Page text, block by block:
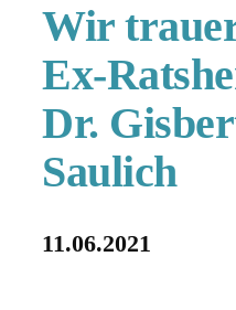
Wir
Ex-
Dr.
Saulich
11.06.2021